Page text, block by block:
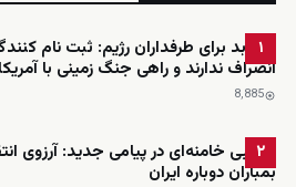
۱
خبر بد برای طرفداران رژیم: ثبت نام
انصراف ندارند و راهی جنگ زمینی با
8٬885
۲
مجتبی خامنه‌ای در پیامی جدید: آرزوی
بمباران دوباره ایران